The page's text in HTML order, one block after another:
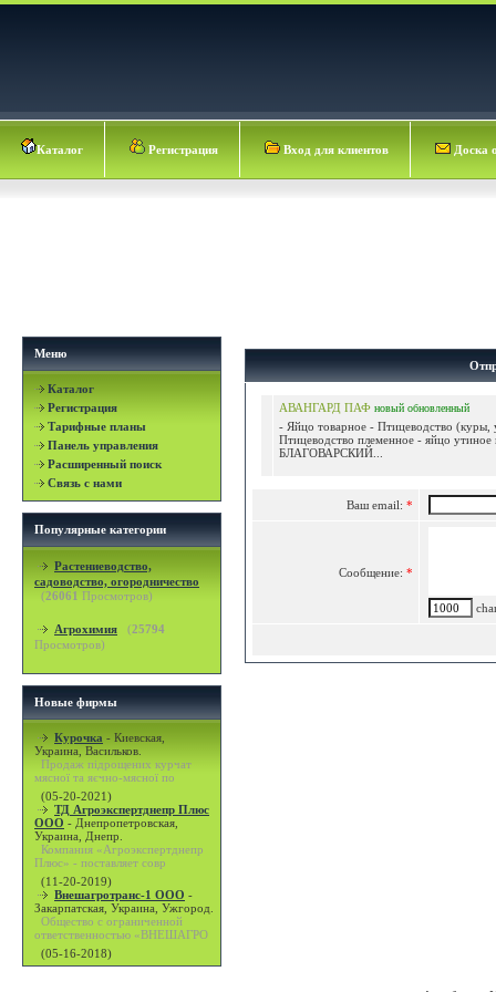
Каталог Регистрация Вход для клиентов Доска
Меню
Каталог
Регистрация
Тарифные планы
Панель управления
Расширенный поиск
Связь с нами
Популярные категории
Растениеводство,
садоводство, огородничество
(26061 Просмотров)
Агрохимия (25794
Просмотров)
Новые фирмы
Курочка - Киевская,
Украина, Васильков.
Продаж підрощених курчат
мясної та яєчно-мясної по
(05-20-2021)
ТД Агроэкспертднепр Плюс
ООО - Днепропетровская,
Украина, Днепр.
Компания «Агроэкспертднепр
Плюс» - поставляет совр
(11-20-2019)
Внешагротранс-1 ООО -
Закарпатская, Украина, Ужгород.
Общество с ограниченной
ответственностью «ВНЕШАГРО
(05-16-2018)
АВАНГАРД ПАФ новый обновленный
- Яйцо товарное - Птицеводство (куры,
Птицеводство племенное - яйцо утиное
БЛАГОВАРСКИЙ...
Ваш email: *
Сообщение: *